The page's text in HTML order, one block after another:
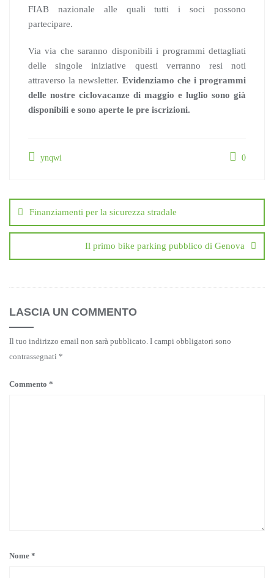
FIAB nazionale alle quali tutti i soci possono
partecipare.
Via via che saranno disponibili i programmi dettagliati
delle singole iniziative questi verranno resi noti
attraverso la newsletter. Evidenziamo che i programmi
delle nostre ciclovacanze di maggio e luglio sono già
disponibili e sono aperte le pre iscrizioni.
ynqwi 0
articoli
Finanziamenti per la sicurezza stradale
Il primo bike parking pubblico di Genova
LASCIA UN COMMENTO
Il tuo indirizzo email non sarà pubblicato. I campi obbligatori sono
contrassegnati *
Commento *
Nome *